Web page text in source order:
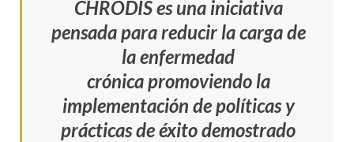
CHRODIS es una iniciativa
pensada para reducir la carga de
la enfermedad
crónica promoviendo la
implementación de políticas y
prácticas de éxito demostrado